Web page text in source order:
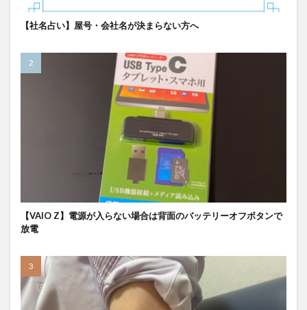
【社名占い】屋号・会社名が決まらない方へ
【VAIO Z】電源が入らない場合は背面のバッテリーオフボタンで
放電